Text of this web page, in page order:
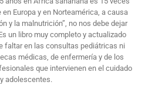
en Europa y en Norteamérica, a causa
y la malnutrición”, no nos debe dejar
un libro muy completo y actualizado
faltar en las consultas pediátricas ni
médicas, de enfermería y de los
que intervienen en el cuidado
adolescentes.